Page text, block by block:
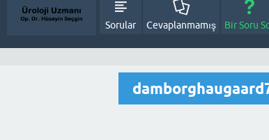
Sorular Cevaplanmamış Bir Soru